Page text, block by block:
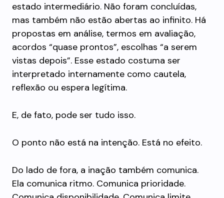
estado intermediário. Não foram concluídas,
mas também não estão abertas ao infinito. Há
propostas em análise, termos em avaliação,
acordos “quase prontos”, escolhas “a serem
vistas depois”. Esse estado costuma ser
interpretado internamente como cautela,
reflexão ou espera legítima.
E, de fato, pode ser tudo isso.
O ponto não está na intenção. Está no efeito.
Do lado de fora, a inação também comunica.
Ela comunica ritmo. Comunica prioridade.